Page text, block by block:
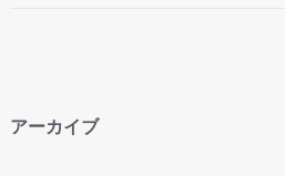
アーカイブ